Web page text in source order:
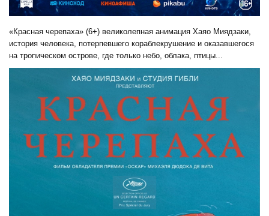
«Красная черепаха» (6+) великолепная анимация Хаяо Миядзаки,
история человека, потерпевшего кораблекрушение и оказавшегося
на тропическом острове, где только небо, облака, птицы...